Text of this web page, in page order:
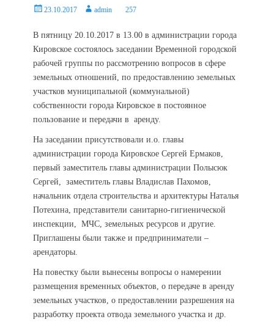
Posted23.10.2017 Authoradmin 257
В пятницу 20.10.2017 в 13.00 в администрации города
Кировское состоялось заседании Временной городской
рабочей группы по рассмотрению вопросов в сфере
земельных отношений, по предоставлению земельных
участков муниципальной (коммунальной)
собственности города Кировское в постоянное
пользование и передачи в аренду.
На заседании присутствовали и.о. главы
администрации города Кировское Сергей Ермаков,
первый заместитель главы администрации Полысюк
Сергей, заместитель главы Владислав Пахомов,
начальник отдела строительства и архитектуры Наталья
Потехина, представители санитарно-гигиенической
инспекции, МЧС, земельных ресурсов и другие.
Приглашены были также и предприниматели –
арендаторы.
На повестку были вынесены вопросы о намерении
размещения временных объектов, о передаче в аренду
земельных участков, о предоставлении разрешения на
разработку проекта отвода земельного участка и др.